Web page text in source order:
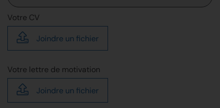
Votre CV
Joindre un fichier
Votre lettre de motivation
Joindre un fichier